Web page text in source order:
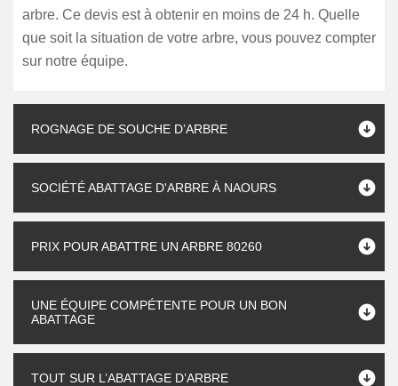
arbre. Ce devis est à obtenir en moins de 24 h. Quelle
que soit la situation de votre arbre, vous pouvez compter
sur notre équipe.
ROGNAGE DE SOUCHE D’ARBRE
SOCIÉTÉ ABATTAGE D'ARBRE À NAOURS
PRIX POUR ABATTRE UN ARBRE 80260
UNE ÉQUIPE COMPÉTENTE POUR UN BON
ABATTAGE
TOUT SUR L’ABATTAGE D’ARBRE